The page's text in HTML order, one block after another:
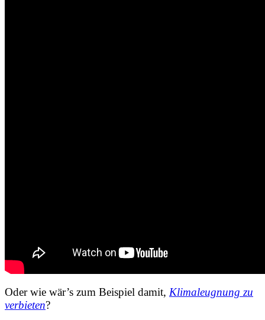
Oder wie wär’s zum Beispiel damit, Klimaleugnung zu
verbieten?